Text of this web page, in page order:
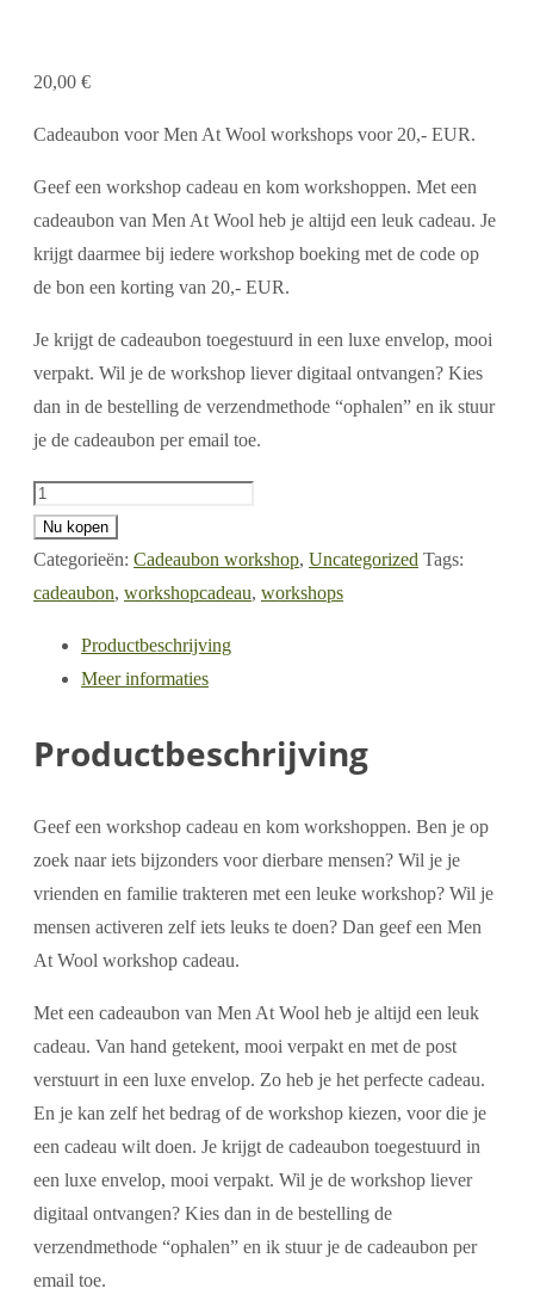
20,00 €
Cadeaubon voor Men At Wool workshops voor 20,- EUR.
Geef een workshop cadeau en kom workshoppen. Met een
cadeaubon van Men At Wool heb je altijd een leuk cadeau. Je
krijgt daarmee bij iedere workshop boeking met de code op
de bon een korting van 20,- EUR.
Je krijgt de cadeaubon toegestuurd in een luxe envelop, mooi
verpakt. Wil je de workshop liever digitaal ontvangen? Kies
dan in de bestelling de verzendmethode “ophalen” en ik stuur
je de cadeaubon per email toe.
Cadeaubon
Workshop
20,-
EUR
Nu kopen
Categorieën: Cadeaubon workshop, Uncategorized Tags:
cadeaubon, workshopcadeau, workshops
Productbeschrijving
Meer informaties
Productbeschrijving
Geef een workshop cadeau en kom workshoppen. Ben je op
zoek naar iets bijzonders voor dierbare mensen? Wil je je
vrienden en familie trakteren met een leuke workshop? Wil je
mensen activeren zelf iets leuks te doen? Dan geef een Men
At Wool workshop cadeau.
Met een cadeaubon van Men At Wool heb je altijd een leuk
cadeau. Van hand getekent, mooi verpakt en met de post
verstuurt in een luxe envelop. Zo heb je het perfecte cadeau.
En je kan zelf het bedrag of de workshop kiezen, voor die je
een cadeau wilt doen. Je krijgt de cadeaubon toegestuurd in
een luxe envelop, mooi verpakt. Wil je de workshop liever
digitaal ontvangen? Kies dan in de bestelling de
verzendmethode “ophalen” en ik stuur je de cadeaubon per
email toe.